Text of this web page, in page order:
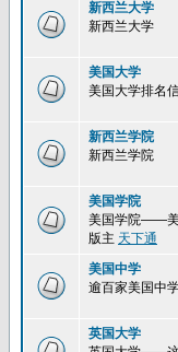
新西兰大学
新西兰大学
美国大学
美国大学排名
新西兰学院
新西兰学院
美国学院
美国学院——美
版主 天下通
美国中学
逾百家美国中
英国大学